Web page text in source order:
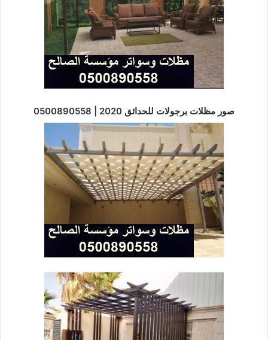
صور مظلات برجولات للحدائق 2020 | 0500890558